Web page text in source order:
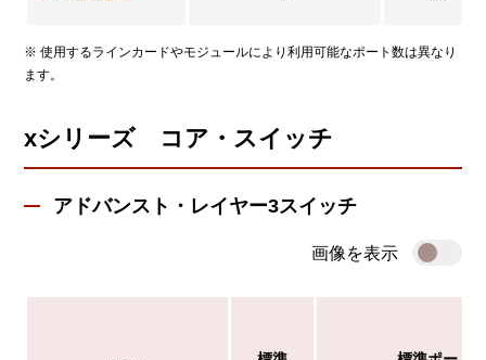
※ 使用するラインカードやモジュールにより利用可能なポート数は異なり
ます。
xシリーズ コア・スイッチ
アドバンスト・レイヤー3スイッチ
画像を表示